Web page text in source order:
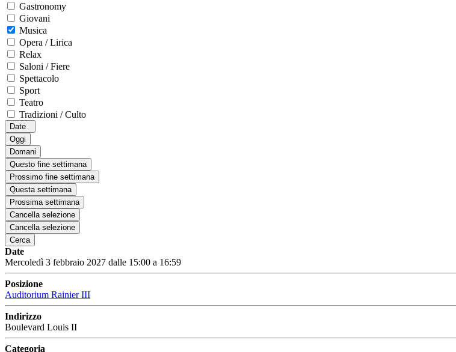
Gastronomy
Giovani
Musica
Opera / Lirica
Relax
Saloni / Fiere
Spettacolo
Sport
Teatro
Tradizioni / Culto
Date
Oggi
Domani
Questo fine settimana
Prossimo fine settimana
Questa settimana
Prossima settimana
Cancella selezione
Cancella selezione
Cerca
Date
Mercoledì 3 febbraio 2027 dalle 15:00 a 16:59
Posizione
Auditorium Rainier III
Indirizzo
Boulevard Louis II
Categoria